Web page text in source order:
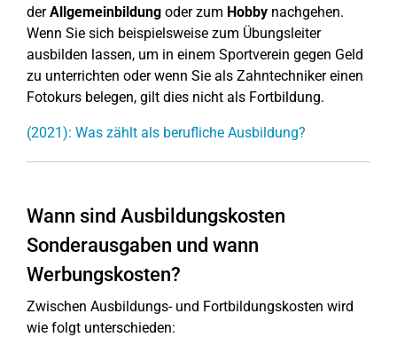
derAllgemeinbildung oder zum Hobby nachgehen.
Wenn Sie sich beispielsweise zum Übungsleiter
ausbilden lassen, um in einem Sportverein gegen Geld
zu unterrichten oder wenn Sie als Zahntechniker einen
Fotokurs belegen, gilt dies nicht als Fortbildung.
(2021): Was zählt als berufliche Ausbildung?
Wann sind Ausbildungskosten
Sonderausgaben und wann
Werbungskosten?
Zwischen Ausbildungs- und Fortbildungskosten wird
wie folgt unterschieden: